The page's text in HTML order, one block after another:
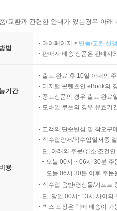
/교환과 관련한 안내가 있는경우 아
법
마이페이지 > 반품/교환 신
판매자 배송 상품은 판매자
기간
출고 완료 후 10일 이내의
디지털 콘텐츠인 eBook의
중고상품의 경우 출고 완료
모바일 쿠폰의 경우 유효기
용
고객의 단순변심 및 착오구
직수입양서/직수입일서중
단, 아래의 주문/취소 조건
오늘 00시 ~ 06시 30분
오늘 06시 30분 이후 주
직수입 음반/영상물/기프트
단, 당일 00시~13시 사이의
박스 포장은 택배 배송이